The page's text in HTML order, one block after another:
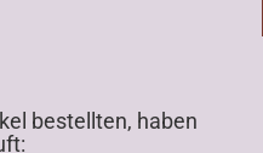
bestellten, haben